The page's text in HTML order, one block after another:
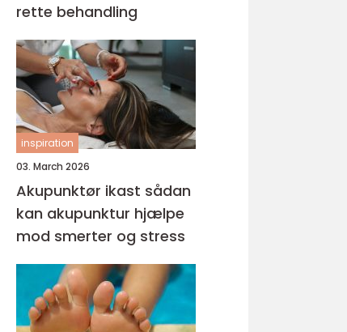
rette behandling
inspiration
03. March 2026
Akupunktør ikast sådan
kan akupunktur hjælpe
mod smerter og stress